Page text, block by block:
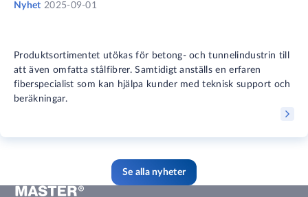
Nyhet 2025-09-01
Produktsortimentet utökas för betong- och tunnelindustrin till
att även omfatta stålfibrer. Samtidigt anställs en erfaren
fiberspecialist som kan hjälpa kunder med teknisk support och
beräkningar.
Se alla nyheter